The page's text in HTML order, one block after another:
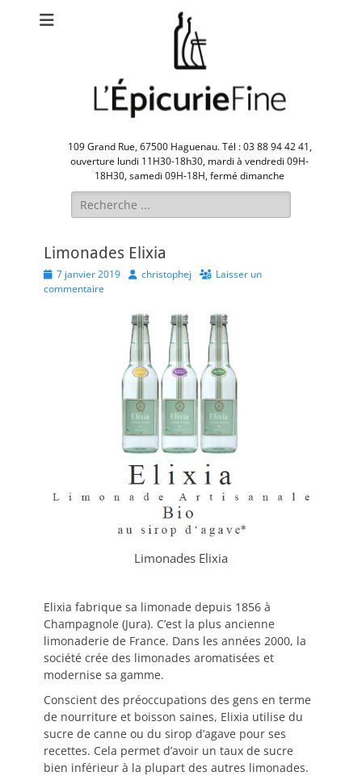
109 Grand Rue, 67500 Haguenau. Tél : 03 88 94 42 41,
ouverture lundi 11H30-18h30, mardi à vendredi 09H-
18H30, samedi 09H-18H, fermé dimanche
Rechercher :
Limonades Elixia
Posted
on
7 janvier 2019 Authorchristophej
Laisser un
commentaire
Limonades Elixia
Elixia fabrique sa limonade depuis 1856 à
Champagnole (Jura). C’est la plus ancienne
limonaderie de France. Dans les années 2000, la
société crée des limonades aromatisées et
modernise sa gamme.
Conscient des préoccupations des gens en terme
de nourriture et boisson saines, Elixia utilise du
sucre de canne ou du sirop d’agave pour ses
recettes. Cela permet d’avoir un taux de sucre
bien inférieur à la plupart des autres limonades.